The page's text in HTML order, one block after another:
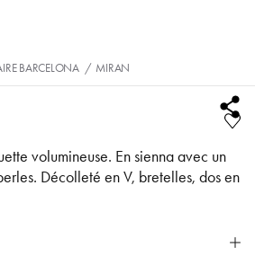
BARCELONA / MIRAN
volumineuse. En sienna avec un
Décolleté en V, bretelles, dos en